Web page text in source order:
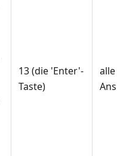
13 (die 'Enter'-
Taste)
alle